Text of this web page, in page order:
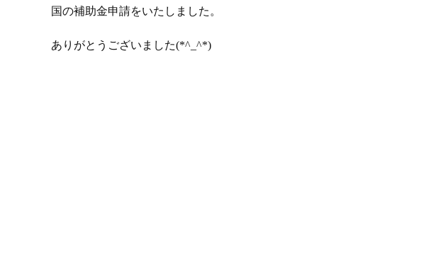
国の補助金申請をいたしました。
ありがとうございました(*^_^*)